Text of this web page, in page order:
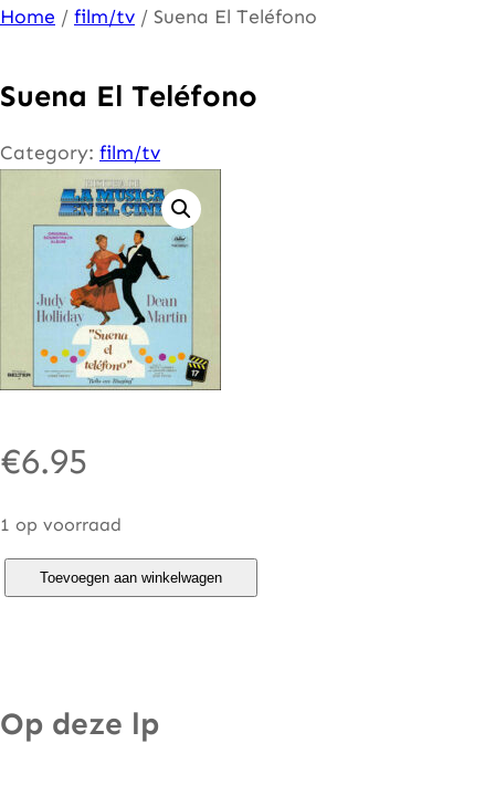
Ga
de
inhoud
Home / film/tv / Suena El Teléfono
Suena El Teléfono
Category: film/tv
€6.95
1 op voorraad
E
Toevoegen aan winkelwagen
Op deze lp